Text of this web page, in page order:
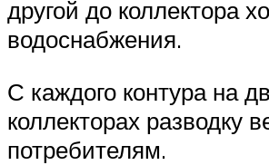
другой до коллектора
водоснабжения.
С каждого контура на
коллекторах разводку
потребителям.